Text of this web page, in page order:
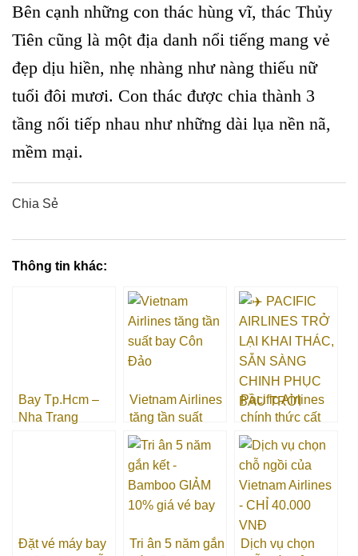
Bên cạnh những con thác hùng vĩ, thác Thủy
Tiên cũng là một địa danh nổi tiếng mang vẻ
đẹp dịu hiền, nhẹ nhàng như nàng thiếu nữ
tuổi đôi mươi. Con thác được chia thành 3
tầng nối tiếp nhau như những dài lụa nền nã,
mềm mại.
Chia Sẻ
Thông tin khác:
Bay Tp.Hcm –
Nha Trang
Vietnam Airlines
tăng tần suất
bay Côn Đảo
Pacific Airlines
chính thức cất
cánh trở lại các
đường bay nội
địa từ ngày
26/6/2024
Đặt vé máy bay
Tri ân 5 năm gắn
Dịch vụ chọn